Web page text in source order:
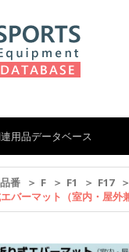
用品データベース
品番 ＞ F ＞ F1 ＞ F17 ＞
バーマット（室内・屋